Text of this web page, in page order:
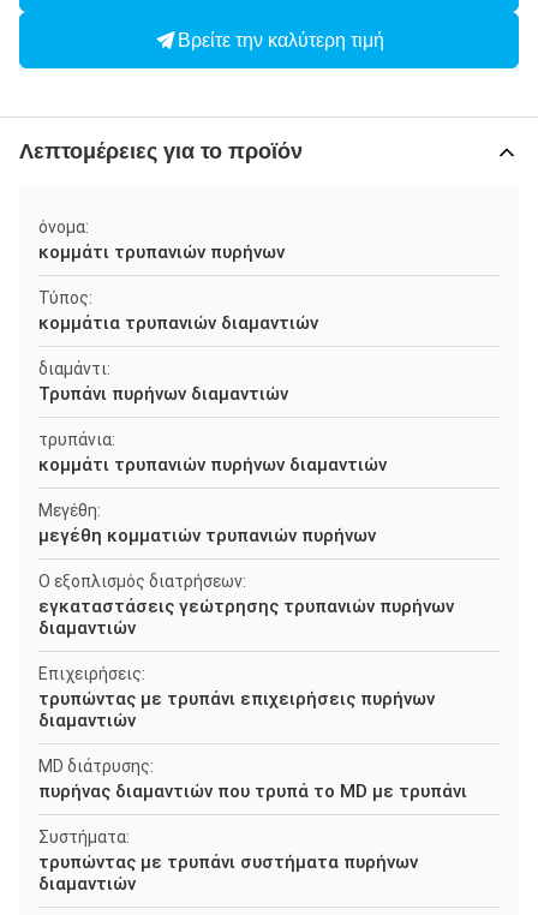
Βρείτε την καλύτερη τιμή
Λεπτομέρειες για το προϊόν
όνομα:
κομμάτι τρυπανιών πυρήνων
Τύπος:
κομμάτια τρυπανιών διαμαντιών
διαμάντι:
Τρυπάνι πυρήνων διαμαντιών
τρυπάνια:
κομμάτι τρυπανιών πυρήνων διαμαντιών
Μεγέθη:
μεγέθη κομματιών τρυπανιών πυρήνων
Ο εξοπλισμός διατρήσεων:
εγκαταστάσεις γεώτρησης τρυπανιών πυρήνων
διαμαντιών
Επιχειρήσεις:
τρυπώντας με τρυπάνι επιχειρήσεις πυρήνων
διαμαντιών
MD διάτρυσης:
πυρήνας διαμαντιών που τρυπά το MD με τρυπάνι
Συστήματα:
τρυπώντας με τρυπάνι συστήματα πυρήνων
διαμαντιών